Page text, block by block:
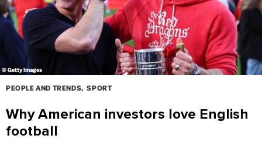
© Getty Images
PEOPLE AND TRENDS SPORT
Why American investors love English
football